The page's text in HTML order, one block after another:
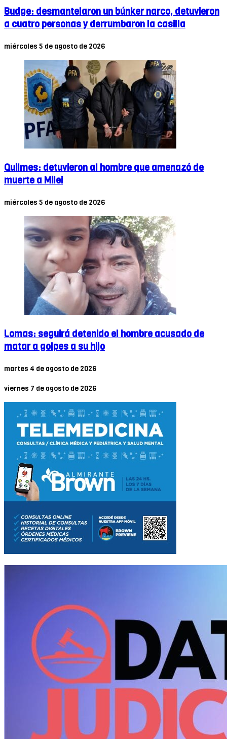
Budge: desmantelaron un búnker narco, detuvieron
a cuatro personas y derrumbaron la casilla
miércoles 5 de agosto de 2026
Quilmes: detuvieron al hombre que amenazó de
muerte a Milei
miércoles 5 de agosto de 2026
Lomas: seguirá detenido el hombre acusado de
matar a golpes a su hijo
martes 4 de agosto de 2026
viernes 7 de agosto de 2026